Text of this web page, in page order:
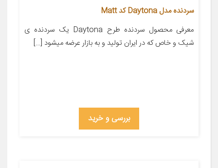
سردنده مدل Daytona کد Matt
معرفی محصول سردنده طرح Daytona یک سردنده ی
شیک و خاص که در ایران تولید و به بازار عرضه میشود […]
بررسی و خرید